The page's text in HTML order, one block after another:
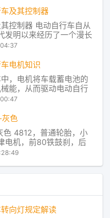
过程的同时，许多厂家
及放电容量，选取数值
及其控制器
控制器 电动自行车自从
发明以来经历了一个漫长
世纪90年代北京的道路
及交通管理上的一些问
那时的电动自行车使用
电机知识
，电机将车载蓄电池的
能，从而驱动电动自行
以达到电动前行的目
速机构等。电机是电动
为了能够做全天候的交
有能耐
色
色 4812，普通轮胎，小
电机，前80铁鼓刹，后
铁蓝，无靠背 穗牌电动车
向灯规定解读